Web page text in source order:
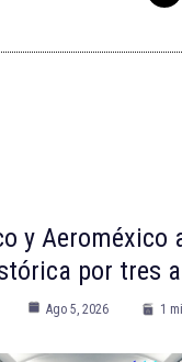
y Aeroméxico
por tres
Ago 5, 2026 1